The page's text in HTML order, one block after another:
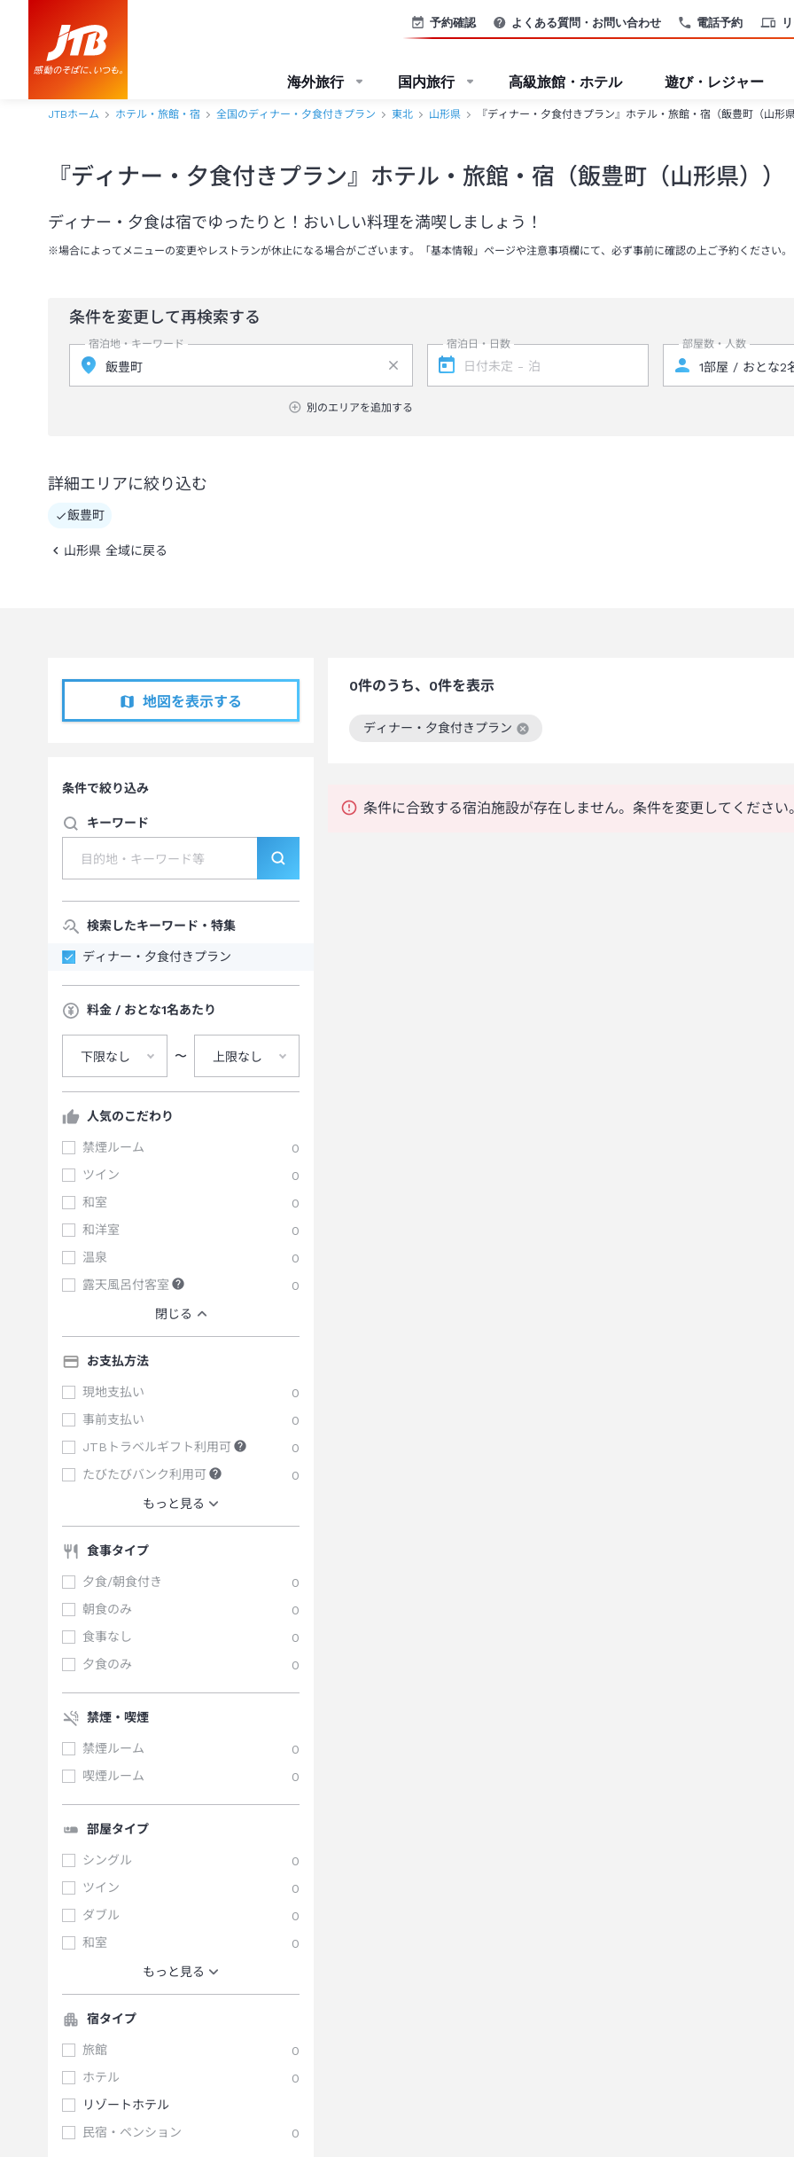
電話予約
予約確認 よくある質問・お問い合わせ
海外旅行 国内旅行 高級旅館・ホテル 遊び・レジャー
JTBホーム ホテル・旅館・宿 全国のディナー・夕食付きプラン 東北 山形県 『ディナー・夕食付きプラン』ホテル・旅館・宿（飯豊町（山形
『ディナー・夕食付きプラン』ホテル・旅館・宿（飯豊町（山形県））
ディナー・夕食は宿でゆったりと！おいしい料理を満喫しましょう！
※場合によってメニューの変更やレストランが休止になる場合がございます。「基本情報」ページや注意事項欄にて、必ず事前に確認の上ご予約ください。
条件を変更して再検索する
宿泊地・キーワード
別のエリアを追加する
宿泊日・日数 部屋数・人数
詳細エリアに絞り込む
飯豊町
山形県 全域に戻る
地図を表示する
条件で絞り込み
キーワード
検索したキーワード・特集
ディナー・夕食付きプラン
料金 / おとな1名あたり
下限なし 〜 上限なし
人気のこだわり
禁煙ルーム
0
ツイン
0
和室
0
和洋室
0
温泉
0
露天風呂付客室
0
閉じる
お支払方法
現地支払い
0
事前支払い
0
JTBトラベルギフト利用可
0
たびたびバンク利用可
0
もっと見る
食事タイプ
夕食/朝食付き
0
朝食のみ
0
食事なし
0
夕食のみ
0
禁煙・喫煙
禁煙ルーム
0
喫煙ルーム
0
部屋タイプ
シングル
0
ツイン
0
ダブル
0
和室
0
もっと見る
宿タイプ
旅館
0
ホテル
0
リゾートホテル
民宿・ペンション
0
0件のうち、0件を表示
ディナー・夕食付きプラン
この絞り込み条件を解除
条件に合致する宿泊施設が存在しません。条件を変更してください